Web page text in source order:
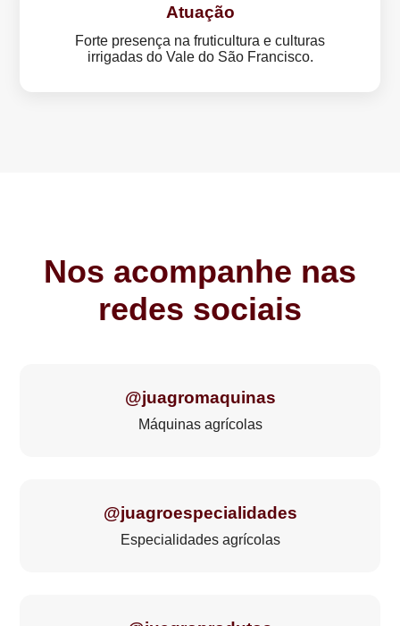
Atuação
Forte presença na fruticultura e culturas
irrigadas do Vale do São Francisco.
Nos acompanhe nas
redes sociais
@juagromaquinas
Máquinas agrícolas
@juagroespecialidades
Especialidades agrícolas